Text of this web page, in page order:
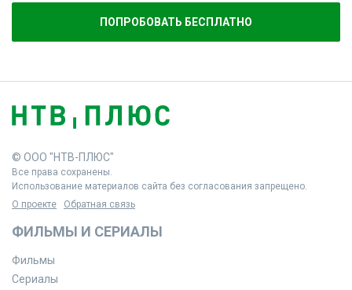
ПОПРОБОВАТЬ БЕСПЛАТНО
© ООО "НТВ-ПЛЮС"
Все права сохранены.
Использование материалов сайта без согласования запрещено.
О проекте
Обратная связь
ФИЛЬМЫ И СЕРИАЛЫ
Фильмы
Сериалы